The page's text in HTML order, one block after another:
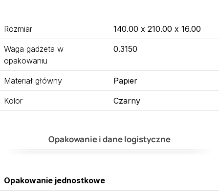
Rozmiar 140.00 x 210.00 x 16.00
Waga gadżeta w
opakowaniu
0.3150
Materiał główny Papier
Kolor Czarny
Opakowanie i dane logistyczne
Opakowanie jednostkowe